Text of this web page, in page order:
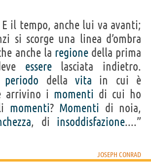
il tempo, anche lui va avanti;
si scorge una linea d’ombra
anche la regionedella prima
esserelasciata indietro.
periodo della vita in cui è
arrivino i momenti di cui ho
momenti? Momenti di noia,
, di insoddisfazione....”
JOSEPH CONRAD